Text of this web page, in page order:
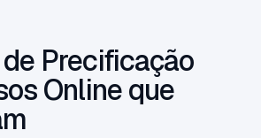
Precificação
Online que